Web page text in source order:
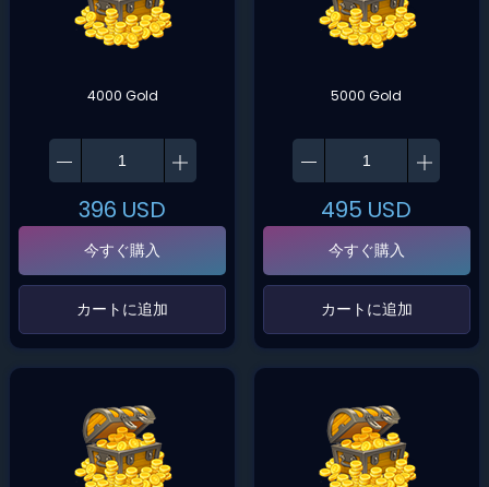
4000 Gold
396 USD
今すぐ購入
‌カートに追加‌
5000 Gold
495 USD
今すぐ購入
‌カートに追加‌